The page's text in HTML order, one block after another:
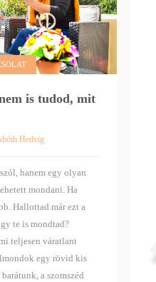
is tudod, mit
Hedvig
hanem egy olyan
mondani. Ha
Hallottad már ezt a
te is mondtad?
teljesen váratlant
egy rövid kis
a szomszéd